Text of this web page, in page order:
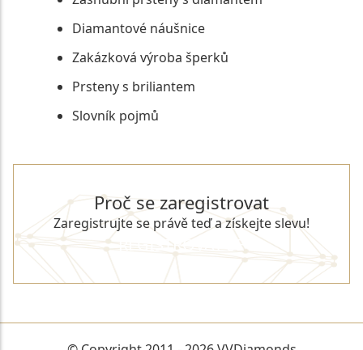
Diamantové náušnice
Zakázková výroba šperků
Prsteny s briliantem
Slovník pojmů
Proč se zaregistrovat
Zaregistrujte se právě teď a získejte slevu!
REGISTROVAT SE